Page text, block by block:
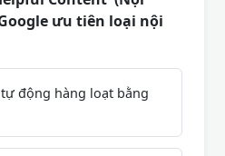
ưu tiên loại nội
động hàng loạt bằng